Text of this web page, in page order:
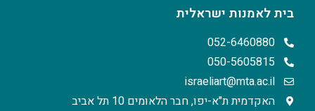
בית לאמנות ישראלית
052-6460880
050-5605815
israeliart@mta.ac.il
האקדמית ת"א-יפו, חבר הלאומים 10 תל אביב